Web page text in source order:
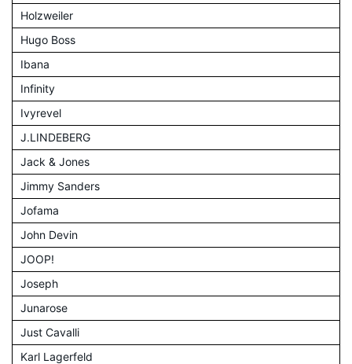
Holzweiler
Hugo Boss
Ibana
Infinity
Ivyrevel
J.LINDEBERG
Jack & Jones
Jimmy Sanders
Jofama
John Devin
JOOP!
Joseph
Junarose
Just Cavalli
Karl Lagerfeld